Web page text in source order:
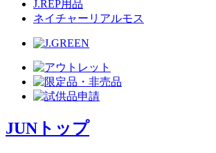
J.REP用品
ネイチャーリアルモス
JUNトップ